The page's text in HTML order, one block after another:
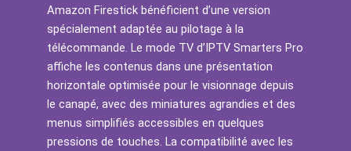
Amazon Firestick bénéficient d’une version
spécialement adaptée au pilotage à la
télécommande. Le mode TV d’IPTV Smarters Pro
affiche les contenus dans une présentation
horizontale optimisée pour le visionnage depuis
le canapé, avec des miniatures agrandies et des
menus simplifiés accessibles en quelques
pressions de touches. La compatibilité avec les